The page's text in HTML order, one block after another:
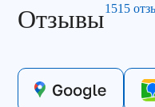
Отзывы1515